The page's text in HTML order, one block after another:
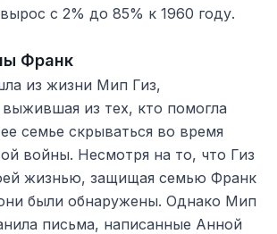
с 2% до 85% к 1960 году.
Франк
из жизни Мип Гиз,
из тех, кто помогла
семье скрываться во время
войны. Несмотря на то, что Гиз
жизнью, защищая семью Франк
были обнаружены. Однако Мип
письма, написанные Анной